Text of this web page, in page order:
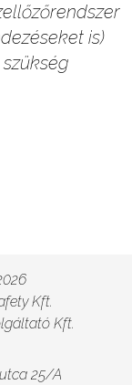
is)
Kft.
Kft.
25/A